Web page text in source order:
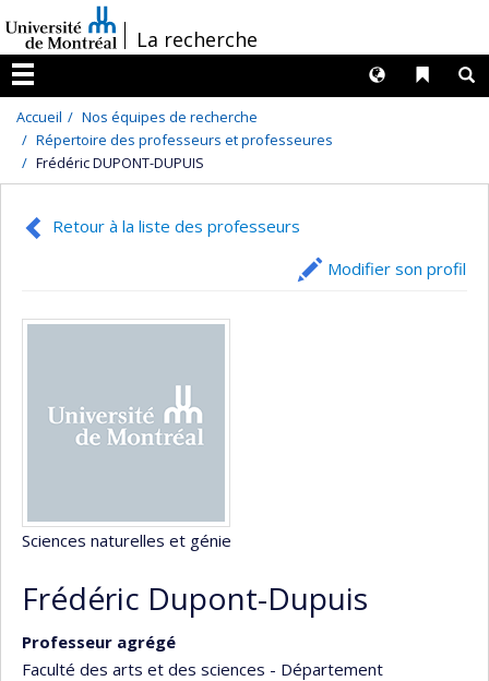
au
contenu
/La recherche
Menu
Liens
Langues
Accueil
Nos équipes de recherche
Répertoire des professeurs et professeures
Frédéric DUPONT-DUPUIS
Retour à la liste des professeurs
Modifier son profil
Sciences naturelles et génie
Frédéric Dupont-Dupuis
Professeur agrégé
Faculté des arts et des sciences - Département